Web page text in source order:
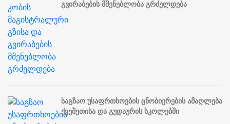
გვირაბების მშენებლობა გრძელდება
საგზაო უსაფრთხოების ცნობიერების ამაღლება
ქვეშეთისა და გუდაურის სკოლებში